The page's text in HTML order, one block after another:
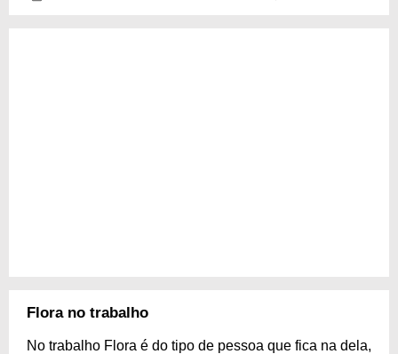
Flora no trabalho
No trabalho Flora é do tipo de pessoa que fica na dela,